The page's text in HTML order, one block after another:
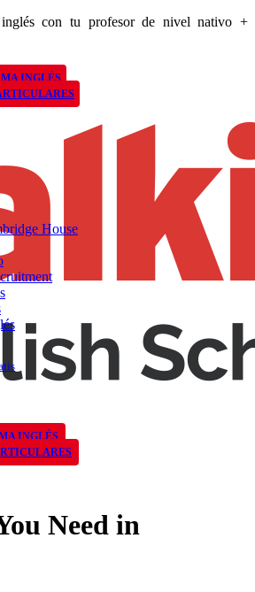
inglés con tu profesor de nivel nativo +
INGLÉS
House
INGLÉS
Need in